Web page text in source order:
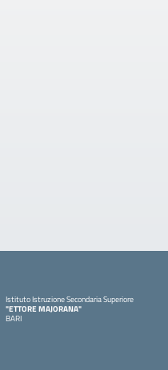
Istituto Istruzione Secondaria Superiore
"ETTORE MAJORANA"
BARI